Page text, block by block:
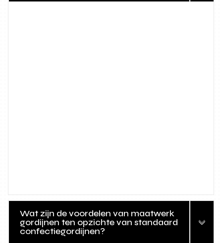
Wat zijn de voordelen van maatwerk
gordijnen ten opzichte van standaard
confectiegordijnen?